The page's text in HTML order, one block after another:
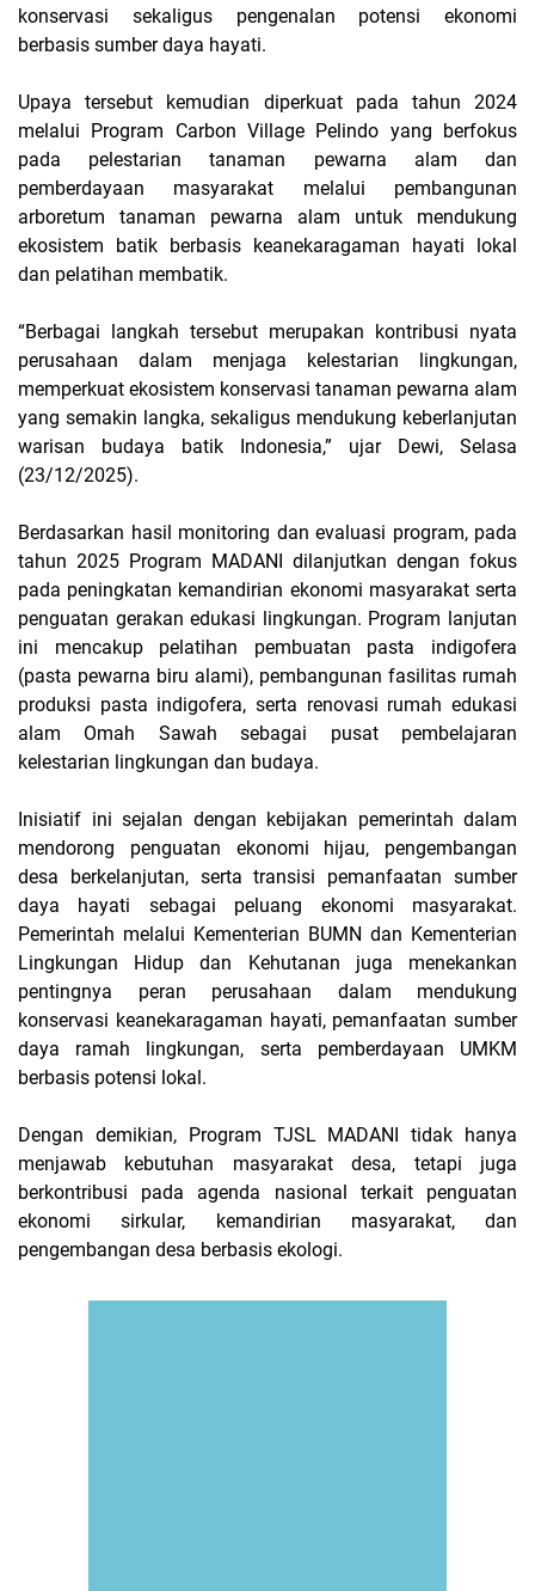
konservasi sekaligus pengenalan potensi ekonomi
berbasis sumber daya hayati.
Upaya tersebut kemudian diperkuat pada tahun 2024
melalui Program Carbon Village Pelindo yang berfokus
pada pelestarian tanaman pewarna alam dan
pemberdayaan masyarakat melalui pembangunan
arboretum tanaman pewarna alam untuk mendukung
ekosistem batik berbasis keanekaragaman hayati lokal
dan pelatihan membatik.
“Berbagai langkah tersebut merupakan kontribusi nyata
perusahaan dalam menjaga kelestarian lingkungan,
memperkuat ekosistem konservasi tanaman pewarna alam
yang semakin langka, sekaligus mendukung keberlanjutan
warisan budaya batik Indonesia,” ujar Dewi, Selasa
(23/12/2025).
Berdasarkan hasil monitoring dan evaluasi program, pada
tahun 2025 Program MADANI dilanjutkan dengan fokus
pada peningkatan kemandirian ekonomi masyarakat serta
penguatan gerakan edukasi lingkungan. Program lanjutan
ini mencakup pelatihan pembuatan pasta indigofera
(pasta pewarna biru alami), pembangunan fasilitas rumah
produksi pasta indigofera, serta renovasi rumah edukasi
alam Omah Sawah sebagai pusat pembelajaran
kelestarian lingkungan dan budaya.
Inisiatif ini sejalan dengan kebijakan pemerintah dalam
mendorong penguatan ekonomi hijau, pengembangan
desa berkelanjutan, serta transisi pemanfaatan sumber
daya hayati sebagai peluang ekonomi masyarakat.
Pemerintah melalui Kementerian BUMN dan Kementerian
Lingkungan Hidup dan Kehutanan juga menekankan
pentingnya peran perusahaan dalam mendukung
konservasi keanekaragaman hayati, pemanfaatan sumber
daya ramah lingkungan, serta pemberdayaan UMKM
berbasis potensi lokal.
Dengan demikian, Program TJSL MADANI tidak hanya
menjawab kebutuhan masyarakat desa, tetapi juga
berkontribusi pada agenda nasional terkait penguatan
ekonomi sirkular, kemandirian masyarakat, dan
pengembangan desa berbasis ekologi.